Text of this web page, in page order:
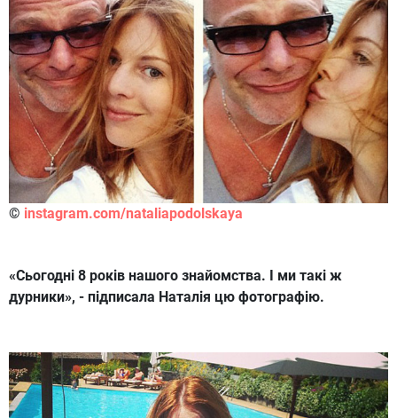
© instagram.com/nataliapodolskaya
«Сьогодні 8 років нашого знайомства. І ми такі ж
дурники», - підписала Наталія цю фотографію.